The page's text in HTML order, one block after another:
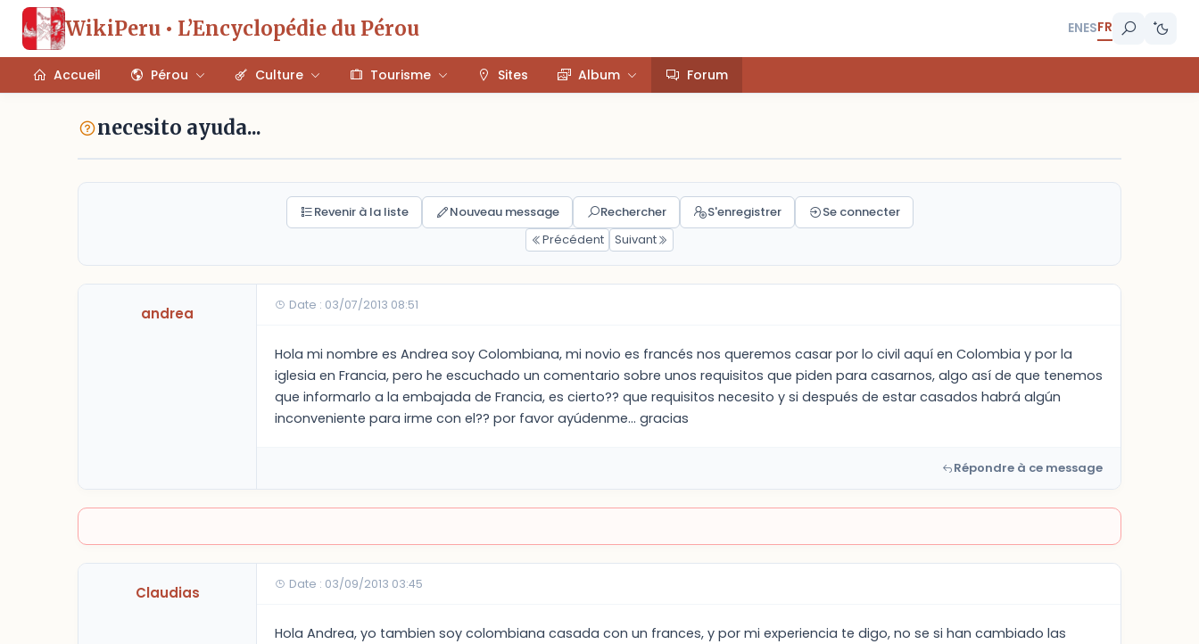
WikiPeru • L’Encyclopédie du Pérou ENESFR
Accueil Pérou Culture Tourisme Sites Album Forum
necesito ayuda...
Revenir à la liste Nouveau message Rechercher S'enregistrer
Se connecter
Précédent
Suivant
andrea Date : 03/07/2013 08:51
Hola mi nombre es Andrea soy Colombiana, mi novio es francés nos queremos casar por lo civil aquí en Colombia y por la
iglesia en Francia, pero he escuchado un comentario sobre unos requisitos que piden para casarnos, algo así de que tenemos
que informarlo a la embajada de Francia, es cierto?? que requisitos necesito y si después de estar casados habrá algún
inconveniente para irme con el?? por favor ayúdenme... gracias
Répondre à ce message
Claudias Date : 03/09/2013 03:45
Hola Andrea, yo tambien soy colombiana casada con un frances, y por mi experiencia te digo, no se si han cambiado las